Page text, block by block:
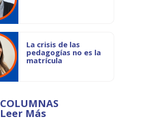
La crisis de las
pedagogías no es la
matrícula
COLUMNAS
Leer Más